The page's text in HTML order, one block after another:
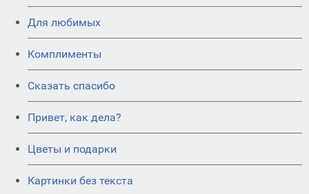
Для любимых
Комплименты
Сказать спасибо
Привет, как дела?
Цветы и подарки
Картинки без текста